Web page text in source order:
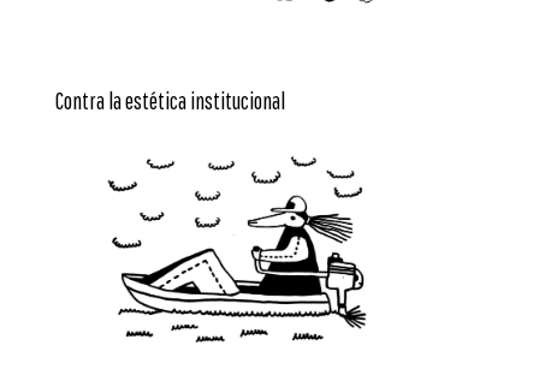
Contra la estética institucional